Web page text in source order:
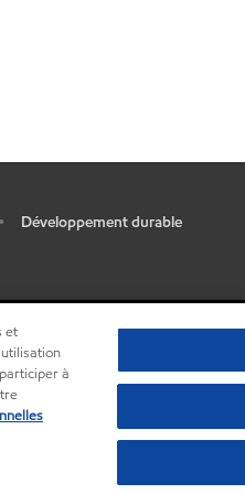
• Développement durable
ou partager mes informations
et
à